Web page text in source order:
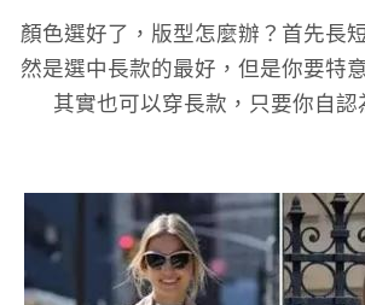
顏色選好了，版型怎麼辦？首先長
然是選中長款的最好，但是你要特
其實也可以穿長款，只要你自認